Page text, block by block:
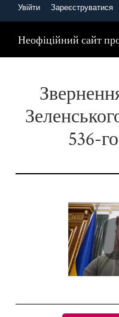
Увійти Зареєструватися
Неофіційний сайт
Головна Президент
536-